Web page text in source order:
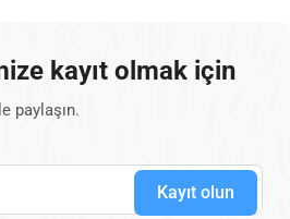
kayıt olmak için
paylaşın.
Kayıt olun